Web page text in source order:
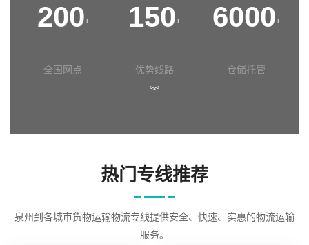
200+
全国网点
150+
优势线路
6000+
仓储托管
︾
热门专线推荐
泉州到各城市货物运输物流专线提供安全、快速、实惠的物流运输
服务。